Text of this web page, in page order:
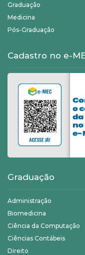
Graduação
Medicina
Pós-Graduação
Cadastro no e-
Graduação
Administração
Biomedicina
Ciência da Computação
Ciências Contábeis
Direito